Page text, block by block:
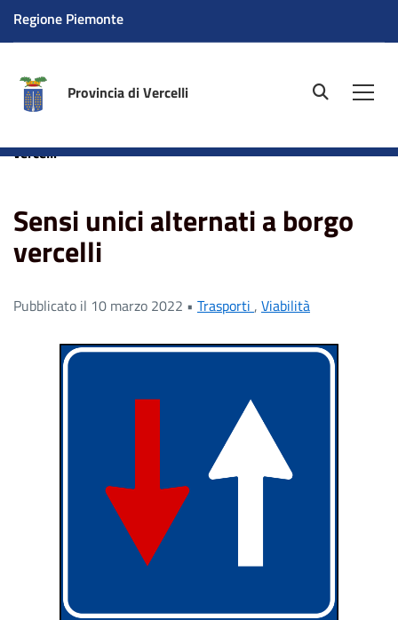
Regione Piemonte
Provincia di Vercelli site.searc
vercelli
Sensi unici alternati a borgo
vercelli
Pubblicato il 10 marzo 2022 • Trasporti , Viabilità